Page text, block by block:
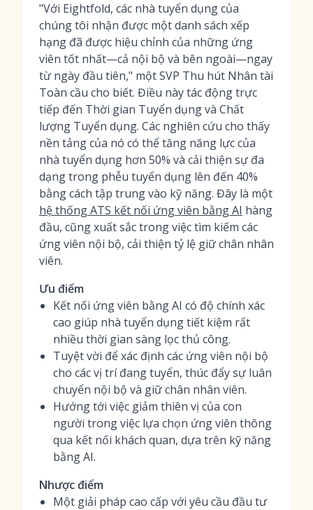
"Với Eightfold, các nhà tuyển dụng của
chúng tôi nhận được một danh sách xếp
hạng đã được hiệu chỉnh của những ứng
viên tốt nhất—cả nội bộ và bên ngoài—ngay
từ ngày đầu tiên," một SVP Thu hút Nhân tài
Toàn cầu cho biết. Điều này tác động trực
tiếp đến Thời gian Tuyển dụng và Chất
lượng Tuyển dụng. Các nghiên cứu cho thấy
nền tảng của nó có thể tăng năng lực của
nhà tuyển dụng hơn 50% và cải thiện sự đa
dạng trong phễu tuyển dụng lên đến 40%
bằng cách tập trung vào kỹ năng. Đây là một
hệ thống ATS kết nối ứng viên bằng AI hàng
đầu, cũng xuất sắc trong việc tìm kiếm các
ứng viên nội bộ, cải thiện tỷ lệ giữ chân nhân
viên.
Ưu điểm
Kết nối ứng viên bằng AI có độ chính xác
cao giúp nhà tuyển dụng tiết kiệm rất
nhiều thời gian sàng lọc thủ công.
Tuyệt vời để xác định các ứng viên nội bộ
cho các vị trí đang tuyển, thúc đẩy sự luân
chuyển nội bộ và giữ chân nhân viên.
Hướng tới việc giảm thiên vị của con
người trong việc lựa chọn ứng viên thông
qua kết nối khách quan, dựa trên kỹ năng
bằng AI.
Nhược điểm
Một giải pháp cao cấp với yêu cầu đầu tư